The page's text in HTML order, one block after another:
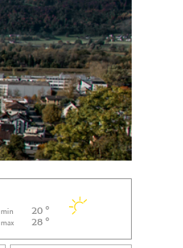
min 20 °
max 28 °